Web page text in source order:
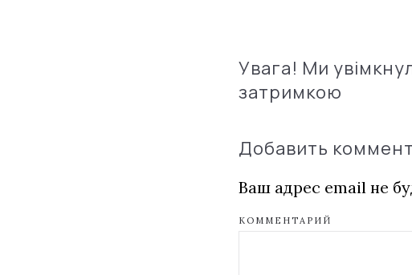
Увага! Ми
затримкою
Добавить
Ваш адрес email не
КОММЕНТАРИЙ